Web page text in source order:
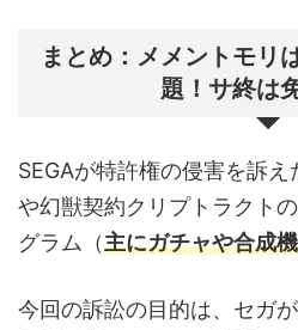
まとめ：メメントモリ
題！サ終は
SEGAが特許権の侵害を訴
や幻獣契約クリプトラクト
グラム（主にガチャや合成
今回の訴訟の目的は、セガ